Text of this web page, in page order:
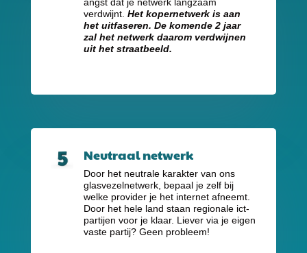
verdwijnt. Het kopernetwerk is aan
het uitfaseren. De komende 2 jaar
zal het netwerk daarom verdwijnen
uit het straatbeeld.
Neutraal netwerk
Door het neutrale karakter van ons
glasvezelnetwerk, bepaal je zelf bij
welke provider je het internet afneemt.
Door het hele land staan regionale ict-
partijen voor je klaar. Liever via je eigen
vaste partij? Geen probleem!